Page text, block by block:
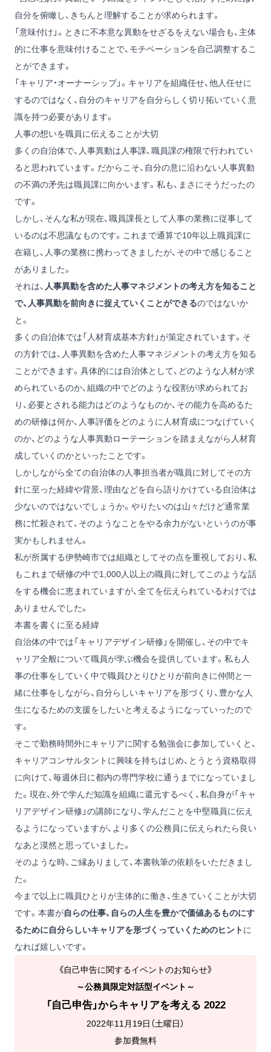
自分を俯瞰し、きちんと理解することが求められます。
「意味付け」。ときに不本意な異動をせざるをえない場合も、主体
的に仕事を意味付けることで、モチベーションを自己調整するこ
とができます。
「キャリア・オーナーシップ」。キャリアを組織任せ、他人任せに
するのではなく、自分のキャリアを自分らしく切り拓いていく意
識を持つ必要があります。
人事の想いを職員に伝えることが大切
多くの自治体で、人事異動は人事課、職員課の権限で行われてい
ると思われています。だからこそ、自分の意に沿わない人事異動
の不満の矛先は職員課に向かいます。私も、まさにそうだったの
です。
しかし、そんな私が現在、職員課長として人事の業務に従事して
いるのは不思議なものです。これまで通算で10年以上職員課に
在籍し、人事の業務に携わってきましたが、その中で感じること
がありました。
それは、 人事異動を含めた人事マネジメントの考え方を知ること
で、人事異動を前向きに捉えていくことができるのではないか
と。
多くの自治体では「人材育成基本方針」が策定されています。そ
の方針では、人事異動を含めた人事マネジメントの考え方を知る
ことができます。具体的には自治体として、どのような人材が求
められているのか、組織の中でどのような役割が求められてお
り、必要とされる能力はどのようなものか、その能力を高めるた
めの研修は何か、人事評価をどのように人材育成につなげていく
のか、どのような人事異動ローテーションを踏まえながら人材育
成していくのかといったことです。
しかしながら全ての自治体の人事担当者が職員に対してその方
針に至った経緯や背景、理由などを自ら語りかけている自治体は
少ないのではないでしょうか。やりたいのは山々だけど通常業
務に忙殺されて、そのようなことをやる余力がないというのが事
実かもしれません。
私が所属する伊勢崎市では組織としてその点を重視しており、私
もこれまで研修の中で1,000人以上の職員に対してこのような話
をする機会に恵まれていますが、全てを伝えられているわけでは
ありませんでした。
本書を書くに至る経緯
自治体の中では「キャリアデザイン研修」を開催し、その中でキ
ャリア全般について職員が学ぶ機会を提供しています。私も人
事の仕事をしていく中で職員ひとりひとりが前向きに仲間と一
緒に仕事をしながら、自分らしいキャリアを形づくり、豊かな人
生になるための支援をしたいと考えるようになっていったので
す。
そこで勤務時間外にキャリアに関する勉強会に参加していくと、
キャリアコンサルタントに興味を持ちはじめ、とうとう資格取得
に向けて、毎週休日に都内の専門学校に通うまでになっていまし
た。現在、外で学んだ知識を組織に還元するべく、私自身が「キャ
リアデザイン研修」の講師になり、学んだことを中堅職員に伝え
るようになっていますが、より多くの公務員に伝えられたら良い
なあと漠然と思っていました。
そのような時、ご縁ありまして、本書執筆の依頼をいただきまし
た。
今まで以上に職員ひとりが主体的に働き、生きていくことが大切
です。本書が自らの仕事、自らの人生を豊かで価値あるものにす
るために自分らしいキャリアを形づくっていくためのヒントに
なれば嬉しいです。
《自己申告に関するイベントのお知らせ》
～公務員限定対話型イベント～
「自己申告」からキャリアを考える 2022
2022年11月19日（土曜日）
参加費無料